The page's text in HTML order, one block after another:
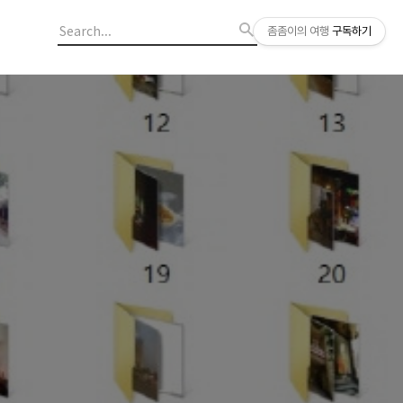
좀좀이의 여행 구독하기